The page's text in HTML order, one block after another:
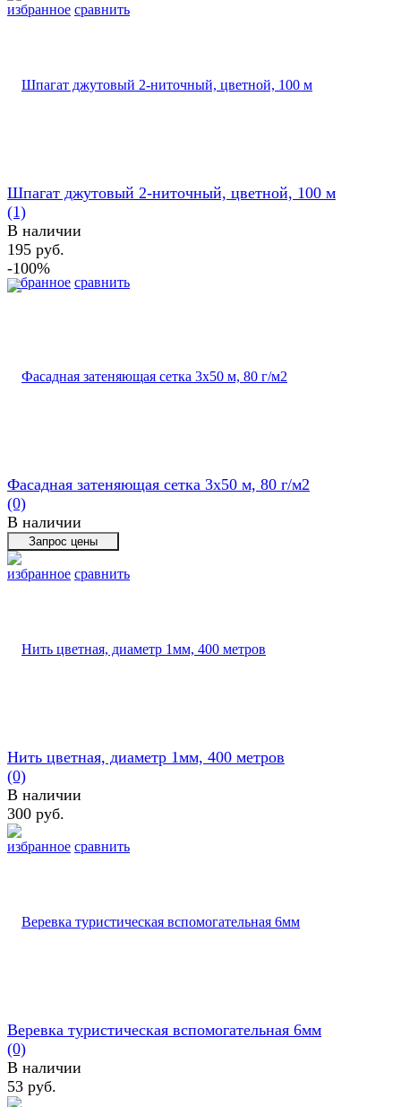
избранное сравнить
избранное сравнить
Шпагат джутовый 2-ниточный, цветной, 100 м
(1)
В наличии
195 руб.
-100%
избранное сравнить
Фасадная затеняющая сетка 3х50 м, 80 г/м2
(0)
В наличии
избранное сравнить
Нить цветная, диаметр 1мм, 400 метров
(0)
В наличии
300 руб.
Веревка туристическая вспомогательная 6мм
(0)
В наличии
53 руб.